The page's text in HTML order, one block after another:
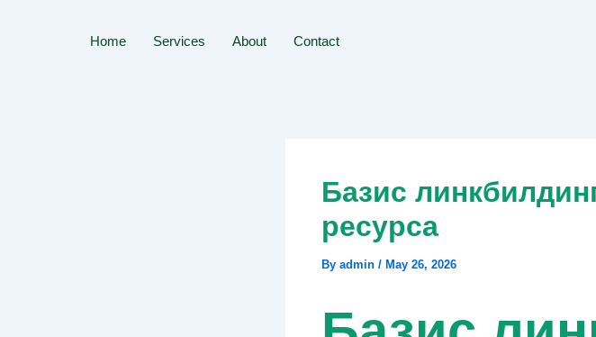
Home Services About Contact
Базис
ресурса
By admin / May 26, 2026